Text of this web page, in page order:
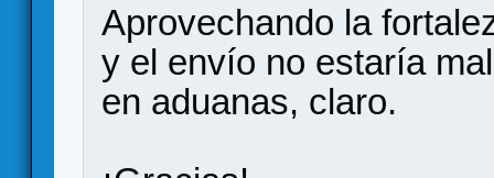
Aprovechando la
y el envío no estaría
en aduanas, claro.